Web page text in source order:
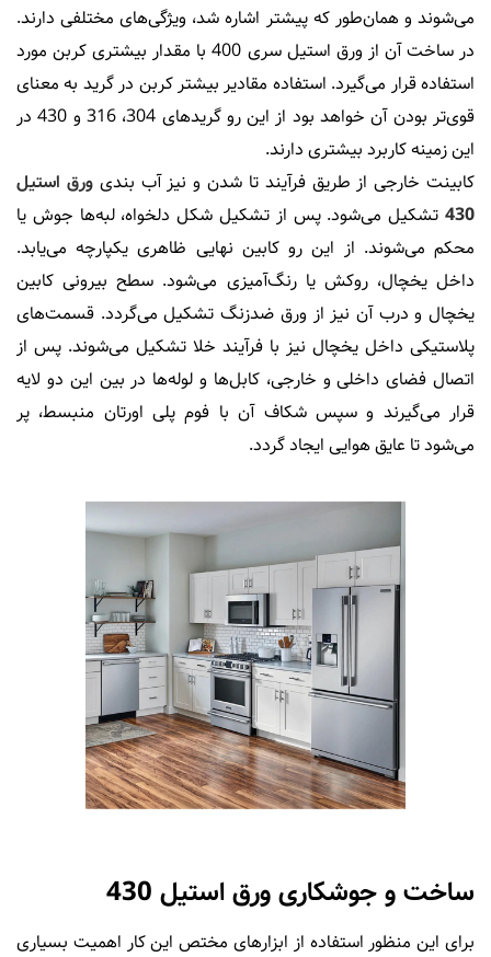
می‌شوند و همان‌طور که پیشتر اشاره شد، ویژگی‌های مختلفی دارند.
در ساخت آن از ورق استیل سری 400 با مقدار بیشتری کربن مورد
استفاده قرار می‌گیرد. استفاده مقادیر بیشتر کربن در گرید به معنای
قوی‌تر بودن آن خواهد بود از این رو گریدهای 304، 316 و 430 در
این زمینه کاربرد بیشتری دارند.
کابینت خارجی از طریق فرآیند تا شدن و نیز آب بندیورق استیل
430 تشکیل می‌شود. پس از تشکیل شکل دلخواه، لبه‌ها جوش یا
محکم می‌شوند. از این رو کابین نهایی ظاهری یکپارچه می‌یابد.
داخل یخچال، روکش یا رنگ‌آمیزی می‌شود. سطح بیرونی کابین
یخچال و درب آن نیز از ورق ضدزنگ تشکیل می‌گردد. قسمت‌های
پلاستیکی داخل یخچال نیز با فرآیند خلا تشکیل می‌شوند. پس از
اتصال فضای داخلی و خارجی، کابل‌ها و لوله‌ها در بین این دو لایه
قرار می‌گیرند و سپس شکاف آن با فوم پلی اورتان منبسط، پر
می‌شود تا عایق هوایی ایجاد گردد.
ساخت و جوشکاری ورق استیل 430
برای این منظور استفاده از ابزارهای مختص این کار اهمیت بسیاری